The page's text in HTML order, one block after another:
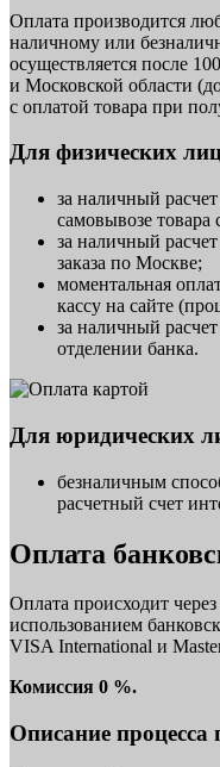
Оплата производится
наличному или
осуществляется после
и Московской области
с оплатой товара при
Для физических
за наличный
самовывозе товара
за наличный
заказа по Москве;
моментальная
кассу на сайте
за наличный
отделении банка.
Для юридических
безналичным
расчетный счет
Оплата
Оплата происходит
использованием
VISA International и
Комиссия 0 %.
Описание процесса